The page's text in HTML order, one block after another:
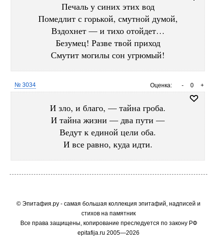
Печаль у синих этих вод
Помедлит с горькой, смутной думой,
Вздохнет — и тихо отойдет…
Безумец! Разве твой приход
Смутит могилы сон угрюмый!
Оценка: +
0
-
№ 3034
И зло, и благо, — тайна гроба.
И тайна жизни — два пути —
Ведут к единой цели оба.
И все равно, куда идти.
© Эпитафия.ру - самая большая коллекция эпитафий, надписей и
стихов на памятник
Все права защищены, копирование преследуется по закону РФ
epitafija.ru 2005—2026